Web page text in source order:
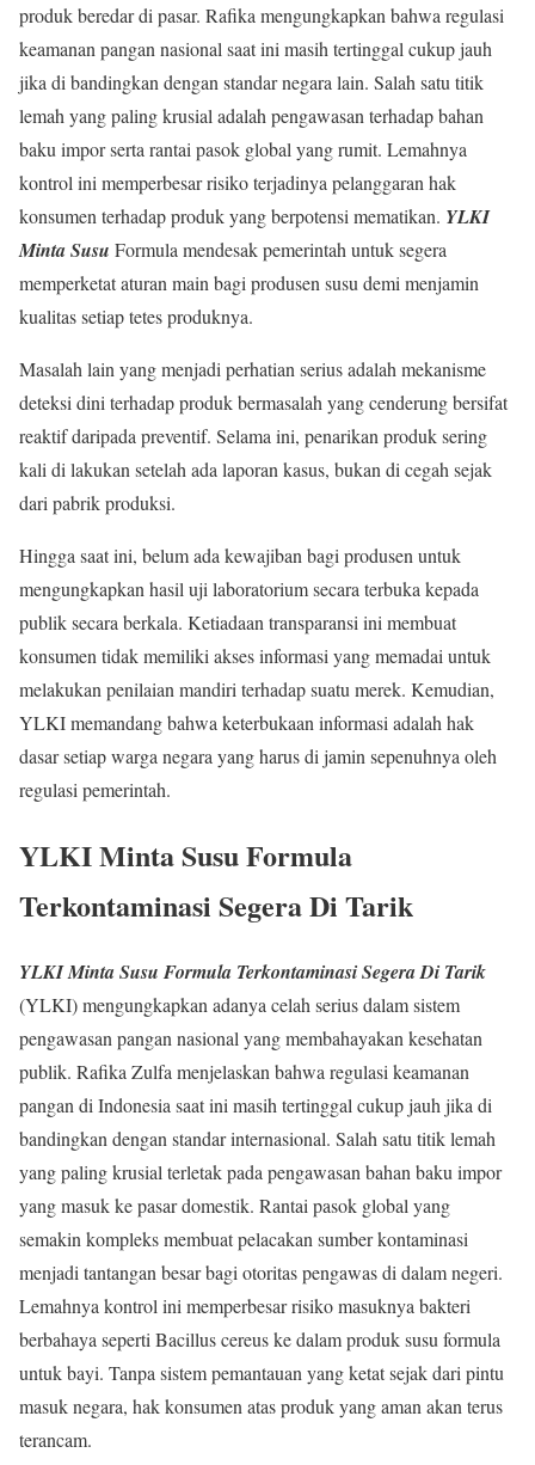
produk beredar di pasar. Rafika mengungkapkan bahwa regulasi
keamanan pangan nasional saat ini masih tertinggal cukup jauh
jika di bandingkan dengan standar negara lain. Salah satu titik
lemah yang paling krusial adalah pengawasan terhadap bahan
baku impor serta rantai pasok global yang rumit. Lemahnya
kontrol ini memperbesar risiko terjadinya pelanggaran hak
konsumen terhadap produk yang berpotensi mematikan. YLKI
Minta Susu Formula mendesak pemerintah untuk segera
memperketat aturan main bagi produsen susu demi menjamin
kualitas setiap tetes produknya.
Masalah lain yang menjadi perhatian serius adalah mekanisme
deteksi dini terhadap produk bermasalah yang cenderung bersifat
reaktif daripada preventif. Selama ini, penarikan produk sering
kali di lakukan setelah ada laporan kasus, bukan di cegah sejak
dari pabrik produksi.
Hingga saat ini, belum ada kewajiban bagi produsen untuk
mengungkapkan hasil uji laboratorium secara terbuka kepada
publik secara berkala. Ketiadaan transparansi ini membuat
konsumen tidak memiliki akses informasi yang memadai untuk
melakukan penilaian mandiri terhadap suatu merek. Kemudian,
YLKI memandang bahwa keterbukaan informasi adalah hak
dasar setiap warga negara yang harus di jamin sepenuhnya oleh
regulasi pemerintah.
YLKI Minta Susu Formula
Terkontaminasi Segera Di Tarik
YLKI Minta Susu Formula Terkontaminasi Segera Di Tarik
(YLKI) mengungkapkan adanya celah serius dalam sistem
pengawasan pangan nasional yang membahayakan kesehatan
publik. Rafika Zulfa menjelaskan bahwa regulasi keamanan
pangan di Indonesia saat ini masih tertinggal cukup jauh jika di
bandingkan dengan standar internasional. Salah satu titik lemah
yang paling krusial terletak pada pengawasan bahan baku impor
yang masuk ke pasar domestik. Rantai pasok global yang
semakin kompleks membuat pelacakan sumber kontaminasi
menjadi tantangan besar bagi otoritas pengawas di dalam negeri.
Lemahnya kontrol ini memperbesar risiko masuknya bakteri
berbahaya seperti Bacillus cereus ke dalam produk susu formula
untuk bayi. Tanpa sistem pemantauan yang ketat sejak dari pintu
masuk negara, hak konsumen atas produk yang aman akan terus
terancam.